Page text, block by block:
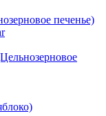
печенье)